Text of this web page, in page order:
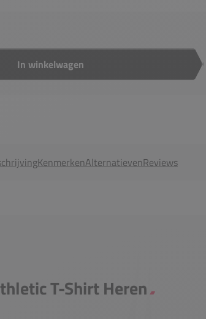
In winkelwagen
KenmerkenAlternatievenReviews
T-Shirt Heren